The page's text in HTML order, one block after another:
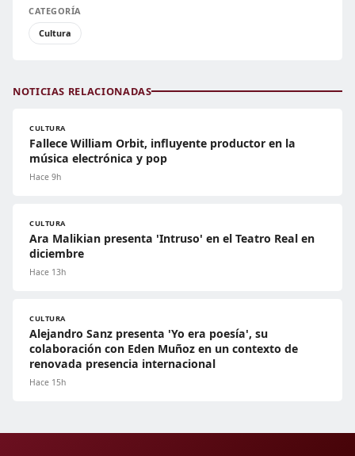
CATEGORÍA
Cultura
NOTICIAS RELACIONADAS
CULTURA
Fallece William Orbit, influyente productor en la
música electrónica y pop
Hace 9h
CULTURA
Ara Malikian presenta 'Intruso' en el Teatro Real en
diciembre
Hace 13h
CULTURA
Alejandro Sanz presenta 'Yo era poesía', su
colaboración con Eden Muñoz en un contexto de
renovada presencia internacional
Hace 15h